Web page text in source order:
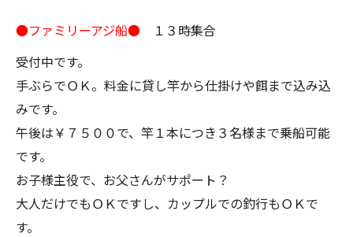
●ファミリーアジ船● １３時集合
受付中です。
手ぶらでＯＫ。料金に貸し竿から仕掛けや餌まで込み込
みです。
午後は￥７５００で、竿１本につき３名様まで乗船可能
です。
お子様主役で、お父さんがサポート？
大人だけでもＯＫですし、カップルでの釣行もＯＫで
す。